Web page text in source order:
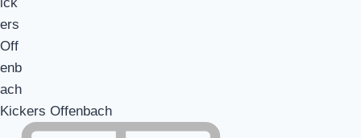
Kickers Offenbach